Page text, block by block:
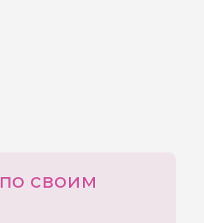
по своим